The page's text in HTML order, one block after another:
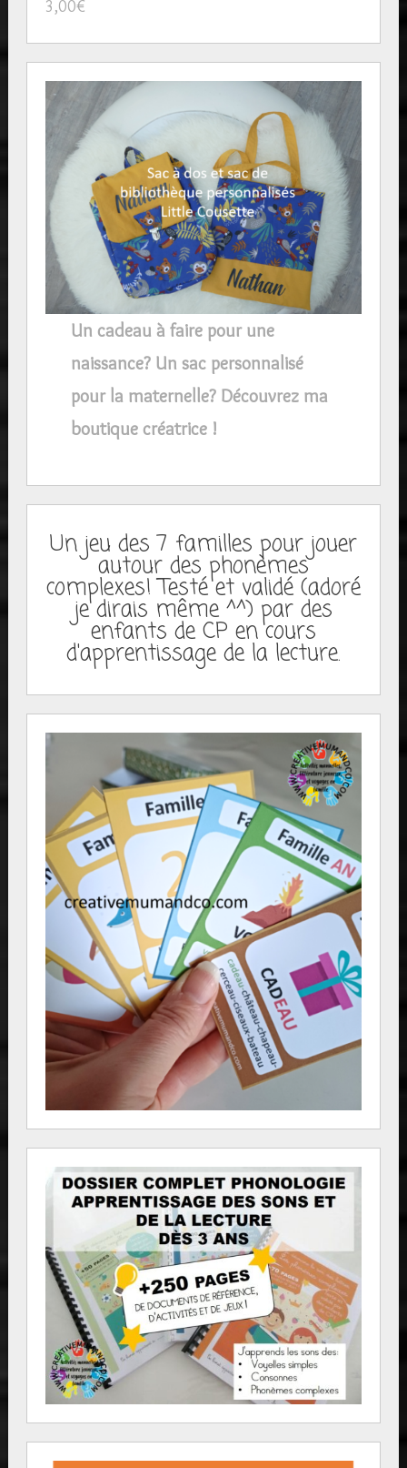
3,00€
Un cadeau à faire pour une
naissance? Un sac personnalisé
pour la maternelle? Découvrez ma
boutique créatrice !
Un jeu des 7 familles pour jouer
autour des phonèmes
complexes! Testé et validé (adoré
je dirais même ^^) par des
enfants de CP en cours
d'apprentissage de la lecture.